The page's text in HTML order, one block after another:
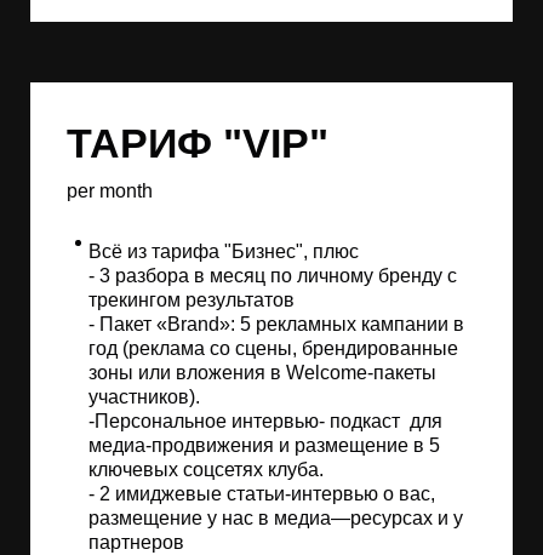
ТАРИФ "VIP"
per month
Всё из тарифа "Бизнес", плюс
- 3 разбора в месяц по личному бренду с
трекингом результатов
- Пакет «Brand»: 5 рекламных кампании в
год (реклама со сцены, брендированные
зоны или вложения в Welcome-пакеты
участников).
-Персональное интервью- подкаст для
медиа-продвижения и размещение в 5
ключевых соцсетях клуба.
- 2 имиджевые статьи-интервью о вас,
размещение у нас в медиа—ресурсах и у
партнеров